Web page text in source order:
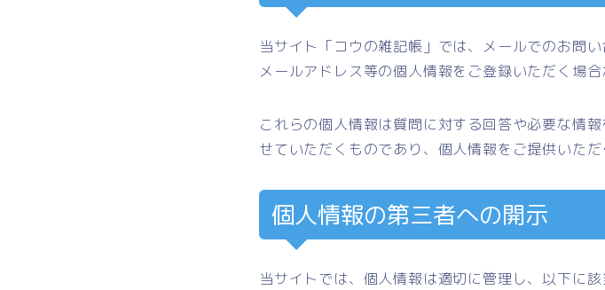
当サイト「コウの雑記帳」では、メールでのお問
メールアドレス等の個人情報をご登録いただく場合
これらの個人情報は質問に対する回答や必要な情
せていただくものであり、個人情報をご提供いた
個人情報の第三者への開示
当サイトでは、個人情報は適切に管理し、以下に